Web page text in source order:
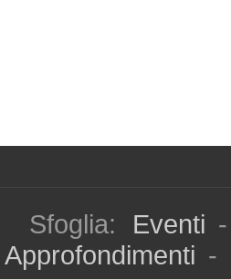
Sfoglia: Eventi -
Approfondimenti -